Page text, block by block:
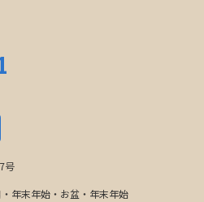
号
年末年始・お盆・年末年始